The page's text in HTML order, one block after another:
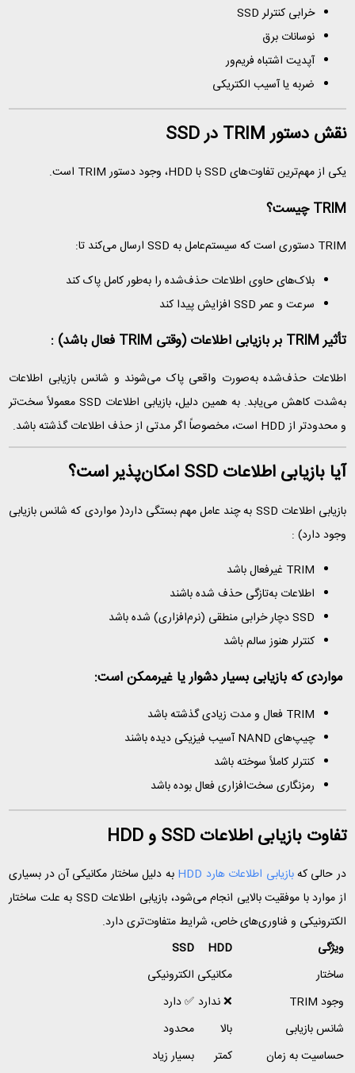
خرابی کنترلر SSD
نوسانات برق
آپدیت اشتباه فریم‌ور
ضربه یا آسیب الکتریکی
نقش دستور TRIM در SSD
یکی از مهم‌ترین تفاوت‌های SSD با HDD، وجود دستور TRIM است.
TRIM چیست؟
TRIM دستوری است که سیستم‌عامل به SSD ارسال می‌کند تا:
بلاک‌های حاوی اطلاعات حذف‌شده را به‌طور کامل پاک کند
سرعت و عمر SSD افزایش پیدا کند
تأثیر TRIM بر بازیابی اطلاعات (وقتی TRIM فعال باشد) :
اطلاعات حذف‌شده به‌صورت واقعی پاک می‌شوند و شانس بازیابی اطلاعات
به‌شدت کاهش می‌یابد. به همین دلیل، بازیابی اطلاعات SSD معمولاً سخت‌تر
و محدودتر از HDD است، مخصوصاً اگر مدتی از حذف اطلاعات گذشته باشد.
آیا بازیابی اطلاعات SSD امکان‌پذیر است؟
بازیابی اطلاعات SSD به چند عامل مهم بستگی دارد( مواردی که شانس بازیابی
وجود دارد) :
TRIM غیرفعال باشد
اطلاعات به‌تازگی حذف شده باشند
SSD دچار خرابی منطقی (نرم‌افزاری) شده باشد
کنترلر هنوز سالم باشد
مواردی که بازیابی بسیار دشوار یا غیرممکن است:
TRIM فعال و مدت زیادی گذشته باشد
چیپ‌های NAND آسیب فیزیکی دیده باشند
کنترلر کاملاً سوخته باشد
رمزنگاری سخت‌افزاری فعال بوده باشد
تفاوت بازیابی اطلاعات SSD و HDD
در حالی کهبازیابی اطلاعات هارد HDD
به دلیل ساختار مکانیکی آن در بسیاری
از موارد با موفقیت بالایی انجام می‌شود، بازیابی اطلاعات SSD به علت ساختار
الکترونیکی و فناوری‌های خاص، شرایط متفاوت‌تری دارد.
ویژگی
HDD
SSD
ساختار
مکانیکی الکترونیکی
وجود TRIM
❌ ندارد ✅ دارد
شانس بازیابی
بالا
محدود
حساسیت به زمان
کمتر
بسیار زیاد